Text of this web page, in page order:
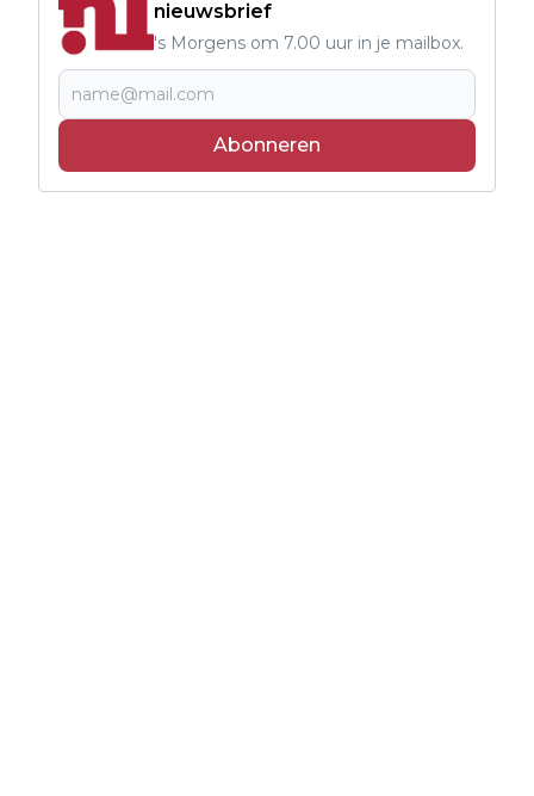
nieuwsbrief
's Morgens om 7.00 uur in je mailbox.
Abonneren